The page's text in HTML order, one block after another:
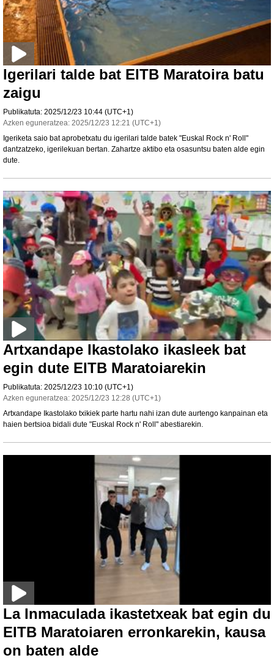
Igerilari talde bat EITB Maratoira batu
zaigu
Publikatuta: 2025/12/23 10:44 (UTC+1)
Azken eguneratzea: 2025/12/23 12:21 (UTC+1)
Igeriketa saio bat aprobetxatu du igerilari talde batek "Euskal Rock n' Roll"
dantzatzeko, igerilekuan bertan. Zahartze aktibo eta osasuntsu baten alde egin
dute.
Artxandape Ikastolako ikasleek bat
egin dute EITB Maratoiarekin
Publikatuta: 2025/12/23 10:10 (UTC+1)
Azken eguneratzea: 2025/12/23 12:28 (UTC+1)
Artxandape Ikastolako txikiek parte hartu nahi izan dute aurtengo kanpainan eta
haien bertsioa bidali dute "Euskal Rock n' Roll" abestiarekin.
La Inmaculada ikastetxeak bat egin du
EITB Maratoiaren erronkarekin, kausa
on baten alde